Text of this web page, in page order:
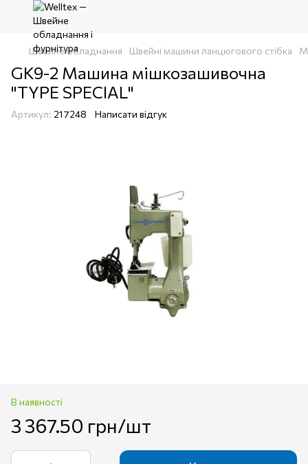
Швейне обладнання Швейні машини ланцюгового стібка
GK9-2 Машина мішкозашивочна
"TYPE SPECIAL"
Артикул: 217248 Написати відгук
В наявності
3 367.50 грн/шт